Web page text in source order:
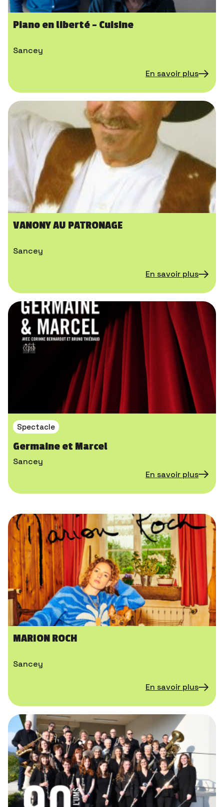
Piano en liberté – Cuisine
Sancey
En savoir plus
VANONY AU PATRONAGE
Sancey
En savoir plus
Spectacle
Germaine et Marcel
Sancey
En savoir plus
MARION ROCH
Sancey
En savoir plus